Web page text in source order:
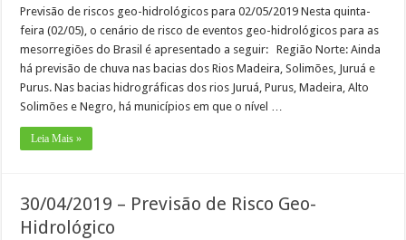
Previsão de riscos geo-hidrológicos para 02/05/2019 Nesta quinta-
feira (02/05), o cenário de risco de eventos geo-hidrológicos para as
mesorregiões do Brasil é apresentado a seguir: Região Norte: Ainda
há previsão de chuva nas bacias dos Rios Madeira, Solimões, Juruá e
Purus. Nas bacias hidrográficas dos rios Juruá, Purus, Madeira, Alto
Solimões e Negro, há municípios em que o nível …
Leia Mais »
30/04/2019 – Previsão de Risco Geo-
Hidrológico